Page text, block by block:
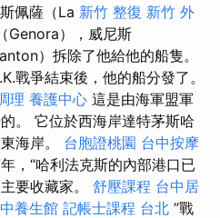
佩薩（La 新竹 整復 新竹 外
Genora），威尼斯
）拆除了他給他的船隻。
戰爭結束後，他的船分發了。
理 養護中心 這是由海軍盟軍
。 它位於西海岸達特茅斯哈
海岸。 台胞證桃園 台中按摩
，“哈利法克斯的內部港口已
要收藏家。 舒壓課程 台中居
養生館 記帳士課程 台北 ”戰